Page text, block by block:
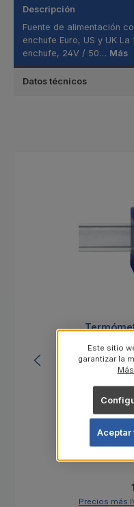
Descripción
Fuente de alimentación
enchufe Euro, US y UK
enchufe, 24V / 50… Más
Datos técnicos
Precios más
Este sitio
garantizar la
Aceptar